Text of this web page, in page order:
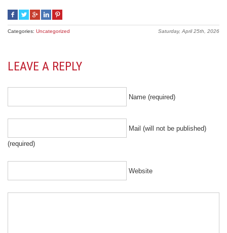
Saturday, April 25th, 2026
Categories: Uncategorized
LEAVE A REPLY
Name (required)
Mail (will not be published)
(required)
Website